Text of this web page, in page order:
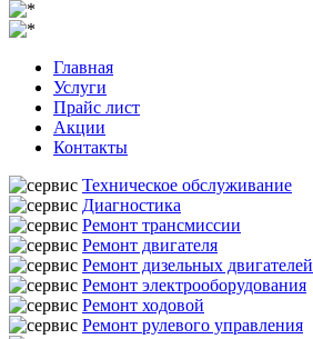
Главная
Услуги
Прайс лист
Акции
Контакты
Техническое обслуживание
Диагностика
Ремонт трансмиссии
Ремонт двигателя
Ремонт дизельных двигателей
Ремонт электрооборудования
Ремонт ходовой
Ремонт рулевого управления